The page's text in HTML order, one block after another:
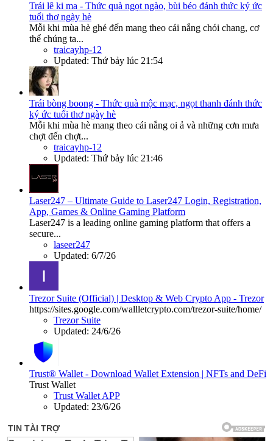
Trái lê ki ma - Thức quà ngọt ngào, bùi béo đánh thức ký ức
tuổi thơ ngày hè
Mỗi khi mùa hè ghé đến mang theo cái nắng chói chang, cơ
thể chúng ta...
traicayhp-12
Updated: Thứ bảy lúc 21:54
Trái bòng boong - Thức quà mộc mạc, ngọt thanh đánh thức
ký ức tuổi thơ ngày hè
Mỗi khi mùa hè mang theo cái nắng oi ả và những cơn mưa
chợt đến chợt...
traicayhp-12
Updated: Thứ bảy lúc 21:46
Laser247 – Ultimate Guide to Laser247 Login, Registration,
App, Games & Online Gaming Platform
Laser247 is a leading online gaming platform that offers a
secure...
laseer247
Updated: 6/7/26
Trezor Suite (Official) | Desktop & Web Crypto App - Trezor
https://sites.google.com/wallletcrypto.com/trezor-suite/home/
Trezor Suite
Updated: 24/6/26
Trust® Wallet - Download Wallet Extension | NFTs and DeFi
Trust Wallet
Trust Wallet APP
Updated: 23/6/26